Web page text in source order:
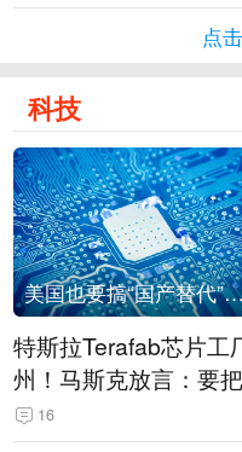
点
科技
美国也要搞“国产替代”
特斯拉Terafab芯片工
州！马斯克放言：要
回美国
16